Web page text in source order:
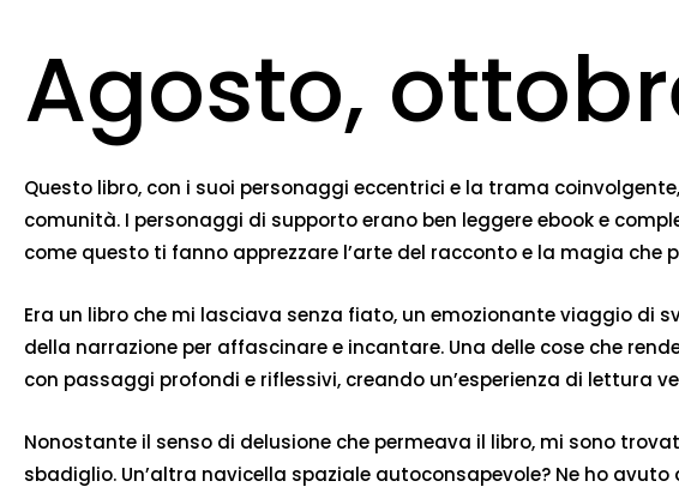
Agosto,
Questo libro, con i suoi personaggi eccentrici e la trama
comunità. I personaggi di supporto erano ben leggere ebook e
come questo ti fanno apprezzare l’arte del racconto e la magia che
Era un libro che mi lasciava senza fiato, un emozionante viaggio di
della narrazione per affascinare e incantare. Una delle cose che
con passaggi profondi e riflessivi, creando un’esperienza di lettura
Nonostante il senso di delusione che permeava il libro, mi sono
sbadiglio. Un’altra navicella spaziale autoconsapevole? Ne ho